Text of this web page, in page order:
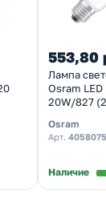
d
553,80
Лампа
Osram LED
20W/827
теплый свет
Osram
Арт.
Наличие